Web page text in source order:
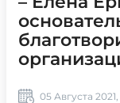
05 Августа